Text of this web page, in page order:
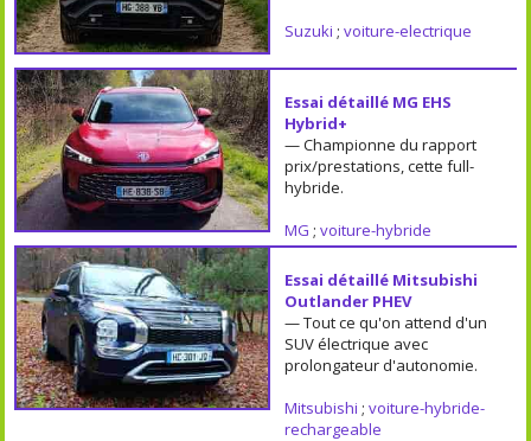
Suzuki ; voiture-electrique
Essai détaillé MG EHS
Hybrid+
— Championne du rapport
prix/prestations, cette full-
hybride.
MG ; voiture-hybride
Essai détaillé Mitsubishi
Outlander PHEV
— Tout ce qu'on attend d'un
SUV électrique avec
prolongateur d'autonomie.
Mitsubishi ; voiture-hybride-
rechargeable